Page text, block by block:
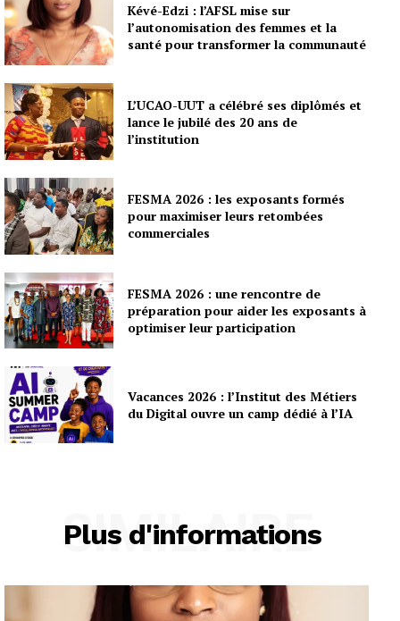
Kévé-Edzi : l’AFSL mise sur
l’autonomisation des femmes et la
santé pour transformer la communauté
L’UCAO-UUT a célébré ses diplômés et
lance le jubilé des 20 ans de
l’institution
FESMA 2026 : les exposants formés
pour maximiser leurs retombées
commerciales
FESMA 2026 : une rencontre de
préparation pour aider les exposants à
optimiser leur participation
Vacances 2026 : l’Institut des Métiers
du Digital ouvre un camp dédié à l’IA
Plus d'informations
SIMILAIRE